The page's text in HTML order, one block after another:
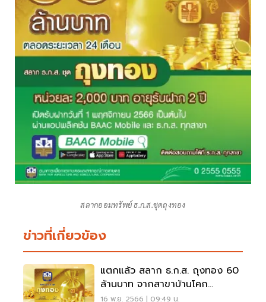
สลากออมทรัพย์ ธ.ก.ส.ชุดถุงทอง
ข่าวที่เกี่ยวข้อง
แตกแล้ว สลาก ธ.ก.ส. ถุงทอง 60
ล้านบาท จากสาขาบ้านโคก
อุตรดิตถ์
16 พ.ย. 2566 | 09:49 น.